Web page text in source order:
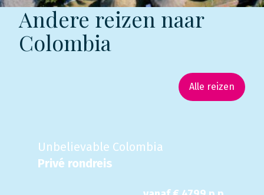
Andere reizen naar
Colombia
Alle reizen
Unbelievable Colombia
Privé rondreis